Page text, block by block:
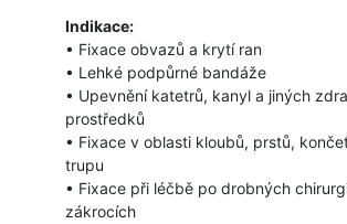
Indikace:
• Fixace obvazů a krytí ran
• Lehké podpůrné bandáže
• Upevnění katetrů, kanyl a jiných
prostředků
• Fixace v oblasti kloubů, prstů,
trupu
• Fixace při léčbě po drobných
zákrocích